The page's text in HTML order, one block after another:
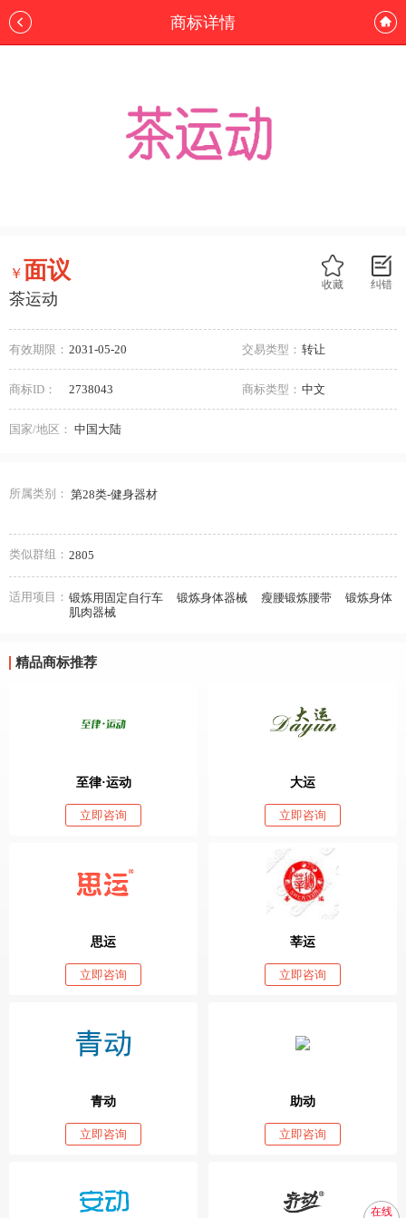
商标详情
纠错
收藏
￥面议
茶运动
有效期限： 2031-05-20 交易类型： 转让
商标ID： 2738043 商标类型： 中文
国家/地区： 中国大陆
所属类别： 第28类-健身器材
类似群组： 2805
适用项目： 锻炼用固定自行车 锻炼身体器械 瘦腰锻炼腰带
锻炼身体
肌肉器械
精品商标推荐
至律·运动
立即咨询
大运
立即咨询
思运
立即咨询
莘运
立即咨询
青动
立即咨询
助动
立即咨询
在线